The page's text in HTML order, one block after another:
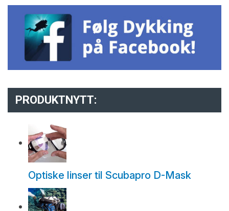
PRODUKTNYTT:
Optiske linser til Scubapro D-Mask